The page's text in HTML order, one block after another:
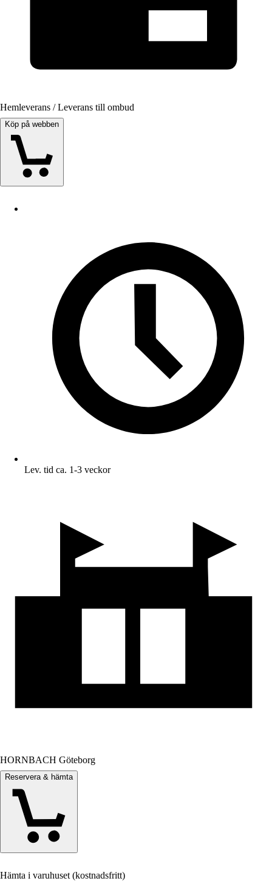
Hemleverans / Leverans till ombud
Köp på webben
Lev. tid ca. 1-3 veckor
HORNBACH Göteborg
Reservera & hämta
Hämta i varuhuset (kostnadsfritt)